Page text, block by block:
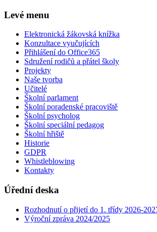
Levé menu
Elektronická žákovská knížka
Konzultace vyučujících
Přihlášení do Office365
Sdružení rodičů a přátel školy
Projekty
Naše tvorba
Učitelé
Školní parlament
Školní poradenské pracoviště
Školní psycholog
Školní speciální pedagog
Školní hřiště
Historie
GDPR
Whistleblowing
Kontakty
Úřední deska
Rozhodnutí o přijetí do 1. třídy 2026-
Výroční zpráva 2024/2025